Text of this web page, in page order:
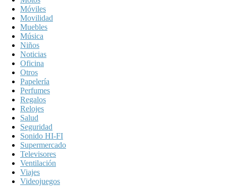
Móviles
Movilidad
Muebles
Música
Niños
Noticias
Oficina
Otros
Papelería
Perfumes
Regalos
Relojes
Salud
Seguridad
Sonido HI-FI
Supermercado
Televisores
Ventilación
Viajes
Videojuegos